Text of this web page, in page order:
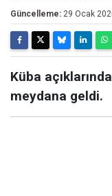
Güncelleme: 29 Ocak
Küba
meydana geldi.